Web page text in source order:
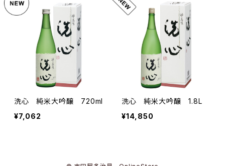
洗心 純米大吟醸 720ml
¥7,062
洗心 純米大吟醸 1.8L
¥14,850